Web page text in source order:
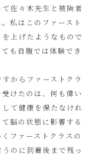
佐々木先生と被険者
私はこのファースト
上げたようなもので
も自腹では体験でき
からファーストクラ
けたのは、何も偉い
て健康を保たなけれ
脳の状態に影響する
ファーストクラスの
のに到着後まで残っ